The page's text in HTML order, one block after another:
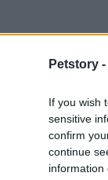
Petstory -
If you wish
sensitive
confirm
continue
information